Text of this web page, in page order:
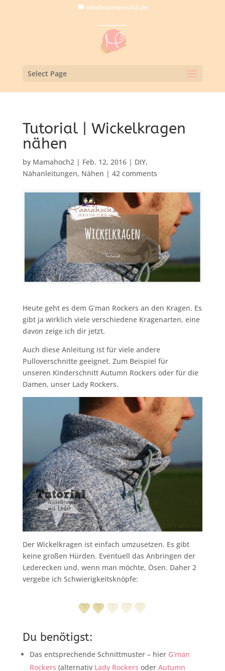
info@mamahoch2.de
Select Page
Tutorial | Wickelkragen
nähen
by Mamahoch2| Feb. 12, 2016| DIY,
Nähanleitungen, Nähen | 42 comments
Heute geht es dem G’man Rockers an den Kragen. Es
gibt ja wirklich viele verschiedene Kragenarten, eine
davon zeige ich dir jetzt.
Auch diese Anleitung ist für viele andere
Pulloverschnitte geeignet. Zum Beispiel für
unseren Kinderschnitt Autumn Rockers oder für die
Damen, unser Lady Rockers.
Der Wickelkragen ist einfach umzusetzen. Es gibt
keine großen Hürden. Eventuell das Anbringen der
Lederecken und, wenn man möchte, Ösen. Daher 2
vergebe ich Schwierigkeitsknöpfe:
Du benötigst:
Das entsprechende Schnittmuster – hier G’man
Rockers (alternativ Lady Rockers oder Autumn